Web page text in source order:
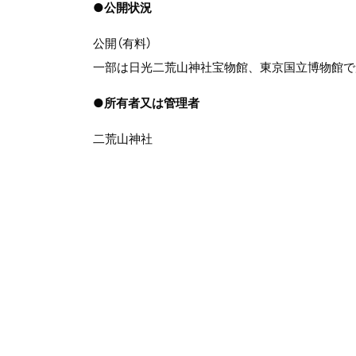
●公開状況
公開（有料）
一部は日光二荒山神社宝物館、東京国立博物館
●所有者又は管理者
二荒山神社